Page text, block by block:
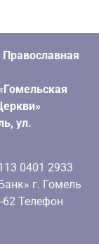
ул.
0401 2933
г. Гомель
Телефон